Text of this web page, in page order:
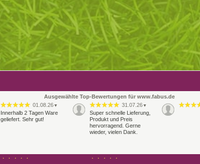
Ausgewählte Top-Bewertungen für www.fabus.de
01.08.26 ▼
Innerhalb 2 Tagen Ware
geliefert. Sehr gut!
31.07.26 ▼
Super schnelle Lieferung,
Produkt und Preis
hervorragend. Gerne
wieder, vielen Dank.